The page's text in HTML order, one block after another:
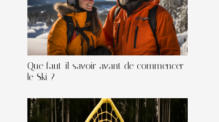
Que faut-il savoir avant de commencer
le Ski ?